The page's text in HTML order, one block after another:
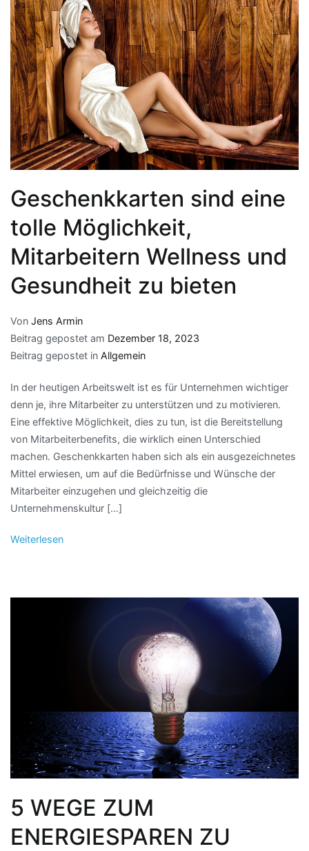
Geschenkkarten sind eine
tolle Möglichkeit,
Mitarbeitern Wellness und
Gesundheit zu bieten
Von Jens Armin
Beitrag gepostet am Dezember 18, 2023
Beitrag gepostet in Allgemein
In der heutigen Arbeitswelt ist es für Unternehmen wichtiger
denn je, ihre Mitarbeiter zu unterstützen und zu motivieren.
Eine effektive Möglichkeit, dies zu tun, ist die Bereitstellung
von Mitarbeiterbenefits, die wirklich einen Unterschied
machen. Geschenkkarten haben sich als ein ausgezeichnetes
Mittel erwiesen, um auf die Bedürfnisse und Wünsche der
Mitarbeiter einzugehen und gleichzeitig die
Unternehmenskultur […]
Weiterlesen
5 WEGE ZUM
ENERGIESPAREN ZU